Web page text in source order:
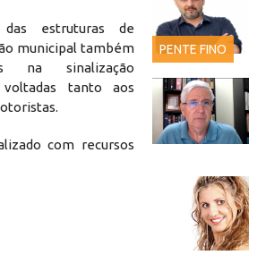
estruturas de
municipal também
na sinalização
tanto aos
com recursos
PENTE FINO